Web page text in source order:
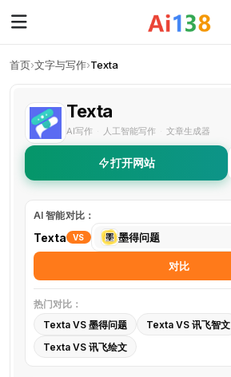
首页›文字与写作›Texta
Texta
AI写作 人工智能写作 文章生成器
打开网站
AI 智能对比：
Texta VS
选
择
具
墨得问题
对比
热门对比：
Texta VS 墨得问题
Texta VS 讯飞智文
Texta VS 讯飞绘文